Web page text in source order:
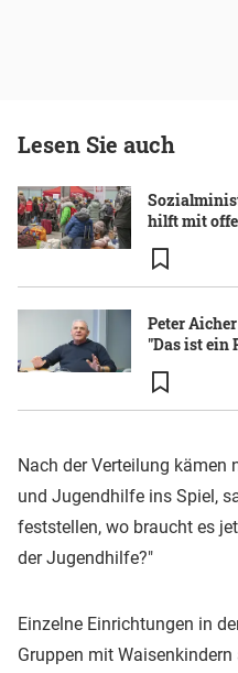
Lesen Sie auch
hilft mit
Peter
"Das ist ein
Nach der Verteilung
und Jugendhilfe ins Spiel,
feststellen, wo braucht es
der Jugendhilfe?"
Einzelne Einrichtungen in
Gruppen mit